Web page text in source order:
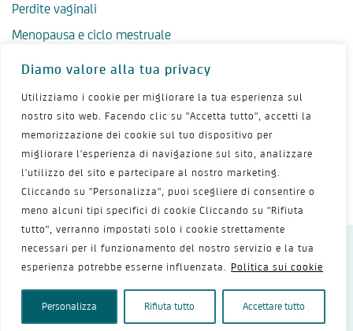
Diamo valore alla tua privacy
Utilizziamo i cookie per migliorare la tua esperienza sul
nostro sito web. Facendo clic su "Accetta tutto", accetti la
memorizzazione dei cookie sul tuo dispositivo per
migliorare l'esperienza di navigazione sul sito, analizzare
l'utilizzo del sito e partecipare al nostro marketing.
Cliccando su "Personalizza", puoi scegliere di consentire o
meno alcuni tipi specifici di cookie Cliccando su "Rifiuta
tutto", verranno impostati solo i cookie strettamente
necessari per il funzionamento del nostro servizio e la tua
esperienza potrebbe esserne influenzata. Politica sui cookie
Personalizza Rifiuta tutto Accettare tutto
Perdite vaginali
Menopausa e ciclo mestruale
Menopausa precoce
Salute psicologica in menopausa
Igiene intima in menopausa
Menopausa e sport
Dichiarazione sulla privacy
Termini d’uso
Politica dei cookie
Mappa del sito Contattaci
Copyright 2026 - Shionogi Srl